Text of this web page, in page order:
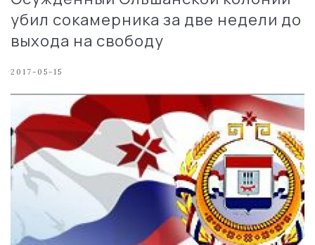
убил сокамерника за две недели до
выхода на свободу
2017-05-15